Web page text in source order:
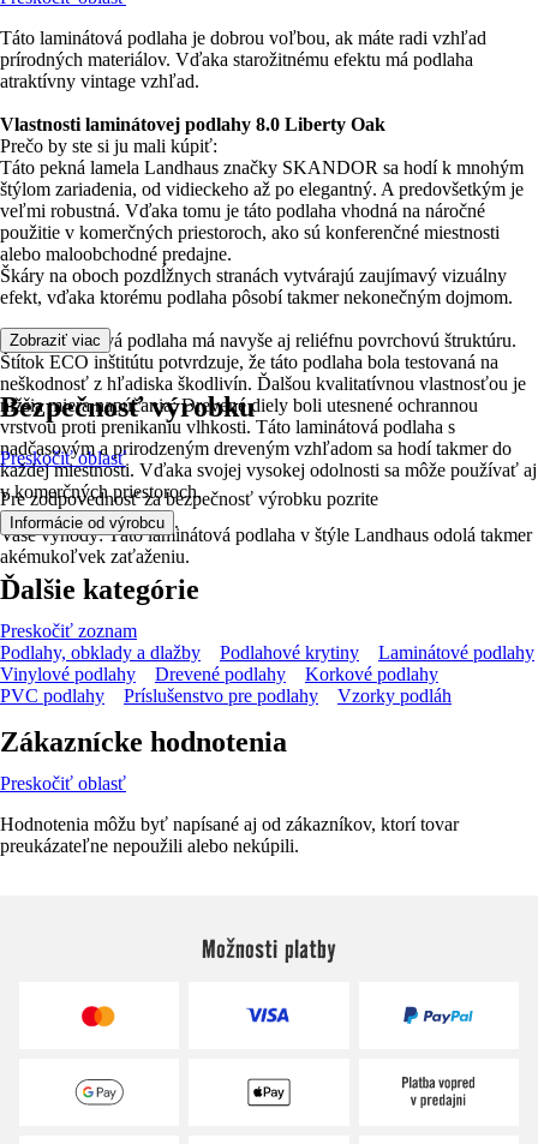
Táto laminátová podlaha je dobrou voľbou, ak máte radi vzhľad
prírodných materiálov. Vďaka starožitnému efektu má podlaha
atraktívny vintage vzhľad.
Vlastnosti laminátovej podlahy 8.0 Liberty Oak
Prečo by ste si ju mali kúpiť:
Táto pekná lamela Landhaus značky SKANDOR sa hodí k mnohým
štýlom zariadenia, od vidieckeho až po elegantný. A predovšetkým je
veľmi robustná. Vďaka tomu je táto podlaha vhodná na náročné
použitie v komerčných priestoroch, ako sú konferenčné miestnosti
alebo maloobchodné predajne.
Škáry na oboch pozdĺžnych stranách vytvárajú zaujímavý vizuálny
efekt, vďaka ktorému podlaha pôsobí takmer nekonečným dojmom.
Táto laminátová podlaha má navyše aj reliéfnu povrchovú štruktúru.
Štítok ECO inštitútu potvrdzuje, že táto podlaha bola testovaná na
neškodnosť z hľadiska škodlivín. Ďalšou kvalitatívnou vlastnosťou je
nižšia miera napúčania: Drevené diely boli utesnené ochrannou
vrstvou proti prenikaniu vlhkosti. Táto laminátová podlaha s
nadčasovým a prirodzeným dreveným vzhľadom sa hodí takmer do
každej miestnosti. Vďaka svojej vysokej odolnosti sa môže používať aj
v komerčných priestoroch.
Vaše výhody: Táto laminátová podlaha v štýle Landhaus odolá takmer
akémukoľvek zaťaženiu.
Zobraziť viac
Bezpečnosť výrobku
Preskočiť oblasť
Pre zodpovednosť za bezpečnosť výrobku pozrite
Informácie od výrobcu .
Ďalšie kategórie
Preskočiť zoznam
Podlahy, obklady a dlažby
Podlahové krytiny
Laminátové podlahy
Vinylové podlahy
Drevené podlahy
Korkové podlahy
PVC podlahy
Príslušenstvo pre podlahy Vzorky podláh
Zákaznícke hodnotenia
Preskočiť oblasť
Hodnotenia môžu byť napísané aj od zákazníkov, ktorí tovar
preukázateľne nepoužili alebo nekúpili.
Možnosti platby